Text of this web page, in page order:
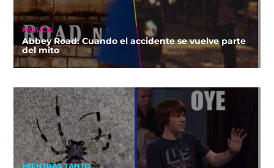
MÚSICA
Abbey Road: Cuando el accidente se vuelve parte
del mito
MIENTRAS TANTO